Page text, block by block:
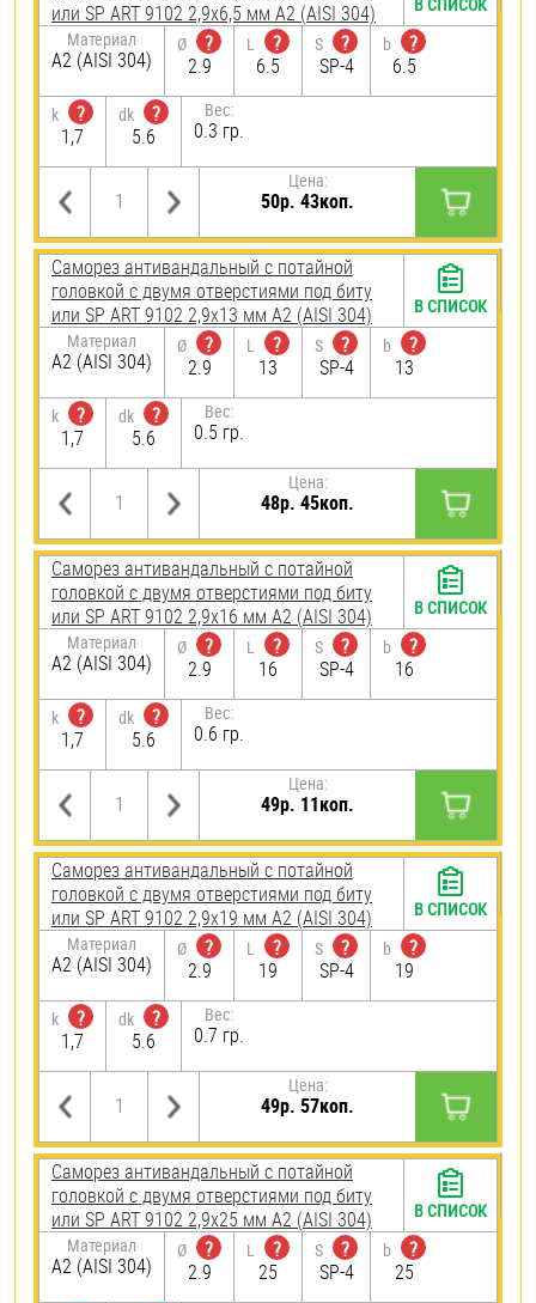
или SP ART 9102 2,9х6,5 мм А2 (AISI 304)
Материал
А2 (AISI 304)
Ø
?
2.9
L
?
6.5
S
?
SP-4
b
?
6.5
k
?
1,7
dk
?
5.6
Вес:
0.3 гр.
Цена:
50р. 43коп.
Саморез антивандальный с потайной
головкой с двумя отверстиями под биту
или SP ART 9102 2,9х13 мм А2 (AISI 304)
Материал
А2 (AISI 304)
Ø
?
2.9
L
?
13
S
?
SP-4
b
?
13
k
?
1,7
dk
?
5.6
Вес:
0.5 гр.
Цена:
48р. 45коп.
В СПИСОК
Саморез антивандальный с потайной
головкой с двумя отверстиями под биту
или SP ART 9102 2,9х16 мм А2 (AISI 304)
Материал
А2 (AISI 304)
Ø
?
2.9
L
?
16
S
?
SP-4
b
?
16
k
?
1,7
dk
?
5.6
Вес:
0.6 гр.
Цена:
49р. 11коп.
В СПИСОК
Саморез антивандальный с потайной
головкой с двумя отверстиями под биту
или SP ART 9102 2,9х19 мм А2 (AISI 304)
Материал
А2 (AISI 304)
Ø
?
2.9
L
?
19
S
?
SP-4
b
?
19
k
?
1,7
dk
?
5.6
Вес:
0.7 гр.
Цена:
49р. 57коп.
В СПИСОК
Саморез антивандальный с потайной
головкой с двумя отверстиями под биту
или SP ART 9102 2,9х25 мм А2 (AISI 304)
Материал
А2 (AISI 304)
Ø
?
2.9
L
?
25
S
?
SP-4
b
?
25
В СПИСОК